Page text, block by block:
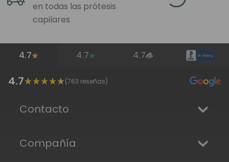
en todas las prótesis
capilares
4.7 4.7 4.7
4.7 (763 reseñas)
Contacto
Compañía